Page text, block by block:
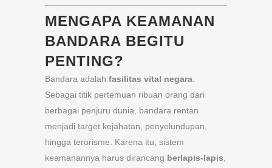
MENGAPA KEAMANAN
BANDARA BEGITU
PENTING?
Bandara adalah fasilitas vital negara.
Sebagai titik pertemuan ribuan orang dari
berbagai penjuru dunia, bandara rentan
menjadi target kejahatan, penyelundupan,
hingga terorisme. Karena itu, sistem
keamanannya harus dirancang berlapis-lapis,